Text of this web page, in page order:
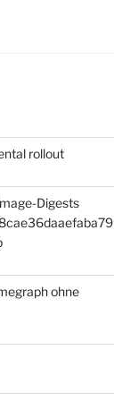
rollout
Digests
ohne